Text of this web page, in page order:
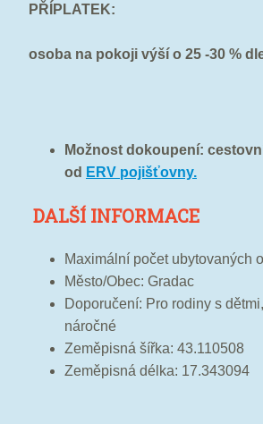
-
osoba na pokoji výší o 25 -30
Možnost dokoupení:
od ERV pojišťovny.
DALŠÍ INFORMACE
Maximální počet ubytovaných
Město/Obec: Gradac
Doporučení: Pro rodiny s
náročné
Zeměpisná šířka: 43.110508
Zeměpisná délka: 17.343094